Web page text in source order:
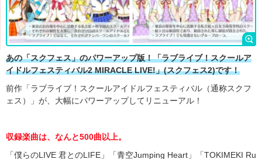
あの「スクフェス」のパワーアップ版！「ラブライブ！スクールア
イドルフェスティバル2 MIRACLE LIVE!」(スクフェス2)です！
前作「ラブライブ！スクールアイドルフェスティバル（通称スクフ
ェス）」が、大幅にパワーアップしてリニューアル！
収録楽曲は、なんと500曲以上。
「僕らのLIVE 君とのLIFE」「青空Jumping Heart」「TOKIMEKI Ru